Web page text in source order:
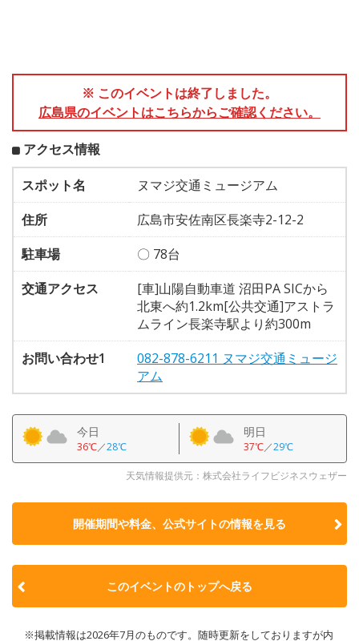
※ このイベントは終了しました。
広島県のイベントはこちらからご確認ください。
アクセス情報
スポット名
ヌマジ交通ミュージアム
住所
広島市安佐南区長楽寺2-12-2
駐車場
〇 78台
交通アクセス
[車]山陽自動車道 沼田PA SICから
北東へ約1.2km[公共交通]アストラ
ムライン長楽寺駅より約300m
お問い合わせ1
082-878-6211 ヌマジ交通ミュージ
アム
今日
36℃／28℃
明日
37℃／29℃
天気情報提供元：株式会社ライフビジネスウェザー
開催期間や料金、公式サイトの情報を見る
このイベントのトップへ戻る
※掲載情報は2026年7月のものです。随時更新をしておりますが内